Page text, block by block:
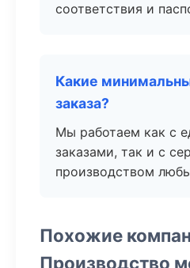
соответствия и
Какие
заказа?
Мы работаем как с
заказами, так и с
производством
Похожие
Производство